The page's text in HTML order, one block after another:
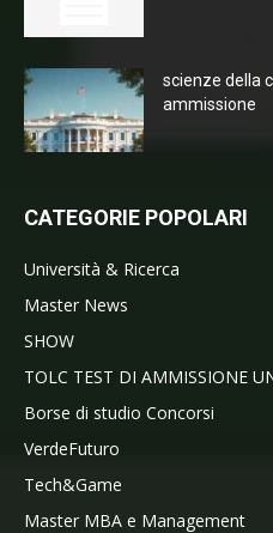
scienze della
ammissione
CATEGORIE POPOLARI
Università & Ricerca
Master News
SHOW
TOLC TEST DI AMMISSIONE
Borse di studio Concorsi
VerdeFuturo
Tech&Game
Master MBA e Management